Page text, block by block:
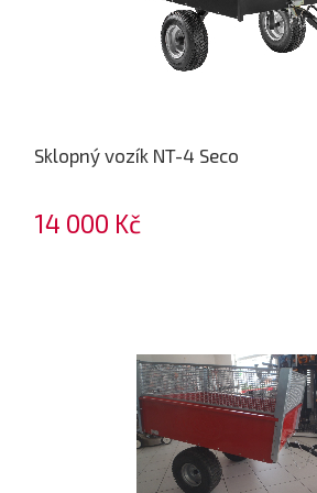
Sklopný vozík NT-4 Seco
14 000 Kč